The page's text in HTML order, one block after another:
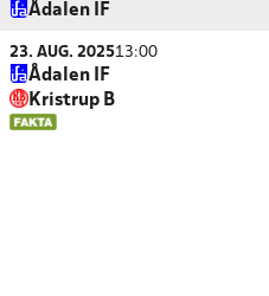
Ådalen IF
23. AUG. 202513:00
Ådalen IF
Kristrup B